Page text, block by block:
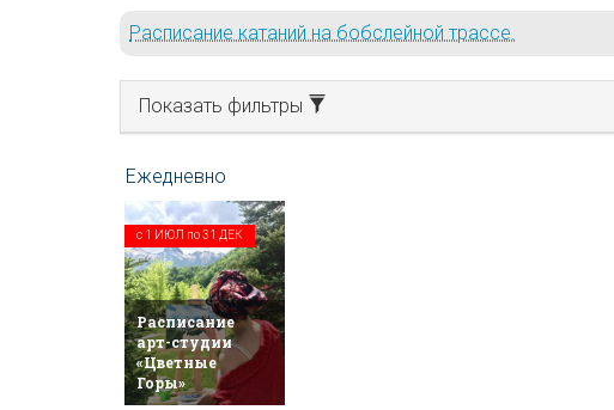
Расписание катаний на бобслейной трассе.
Показать фильтры
с 1 ИЮЛ по31 ДЕК
Расписание
арт-студии
«Цветные
Горы»